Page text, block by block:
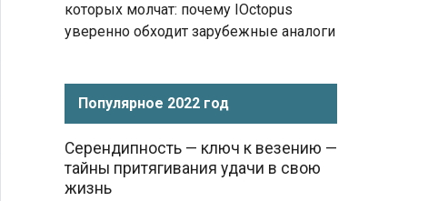
которых молчат: почему IOctopus
уверенно обходит зарубежные аналоги
Популярное 2022 год
Серендипность — ключ к везению —
тайны притягивания удачи в свою
жизнь